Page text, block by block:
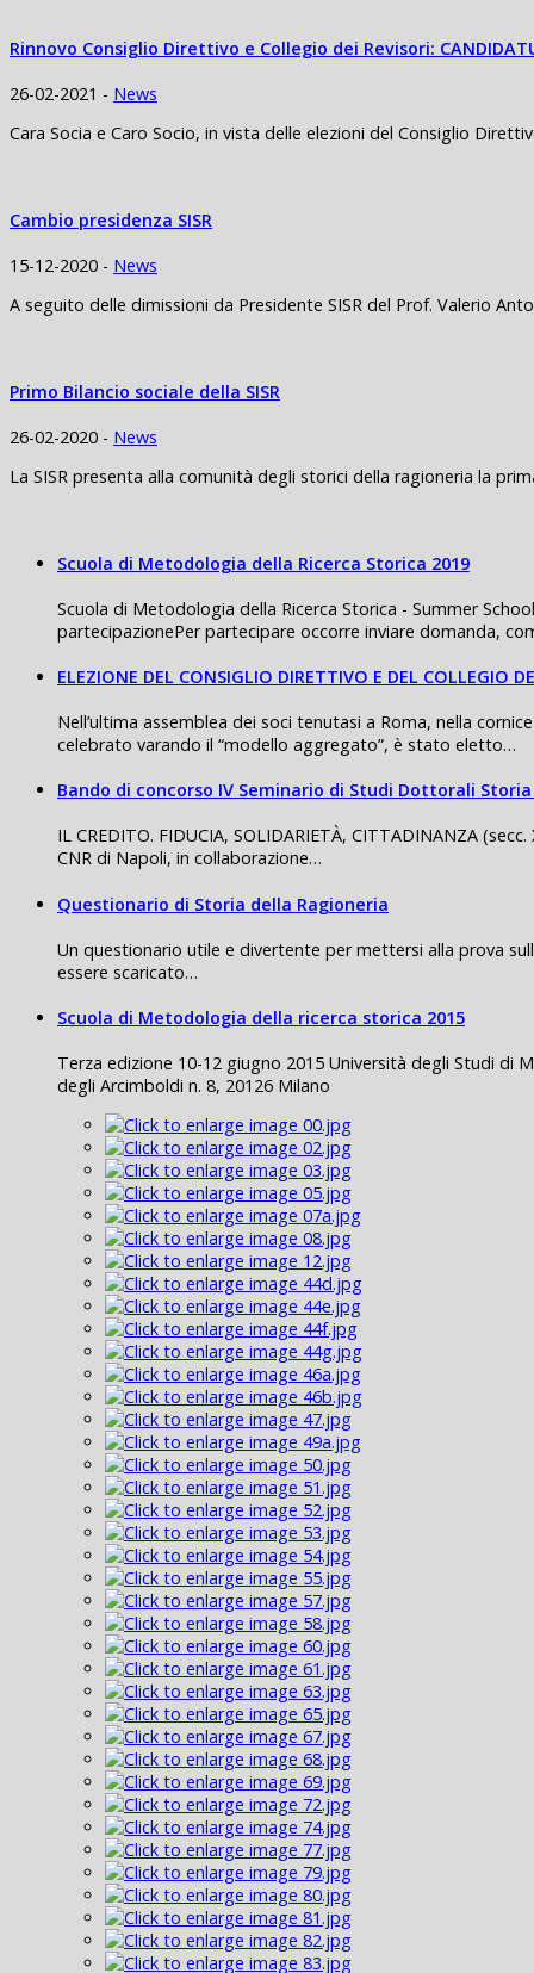
Rinnovo Consiglio Direttivo e Collegio dei Revisori:
26-02-2021 - News
Cara Socia e Caro Socio, in vista delle elezioni del Consiglio
Cambio presidenza SISR
15-12-2020 - News
A seguito delle dimissioni da Presidente SISR del Prof. Valerio
Primo Bilancio sociale della SISR
26-02-2020 - News
La SISR presenta alla comunità degli storici della ragioneria la
Scuola di Metodologia della Ricerca Storica 2019
Scuola di Metodologia della Ricerca Storica - Summer
partecipazionePer partecipare occorre inviare domanda,
ELEZIONE DEL CONSIGLIO DIRETTIVO E DEL COLLEGIO
Nell’ultima assemblea dei soci tenutasi a Roma, nella
celebrato varando il “modello aggregato”, è stato eletto…
Bando di concorso IV Seminario di Studi Dottorali
IL CREDITO. FIDUCIA, SOLIDARIETÀ, CITTADINANZA
CNR di Napoli, in collaborazione…
Questionario di Storia della Ragioneria
Un questionario utile e divertente per mettersi alla prova
essere scaricato…
Scuola di Metodologia della ricerca storica 2015
Terza edizione 10-12 giugno 2015 Università degli Studi di
degli Arcimboldi n. 8, 20126 Milano